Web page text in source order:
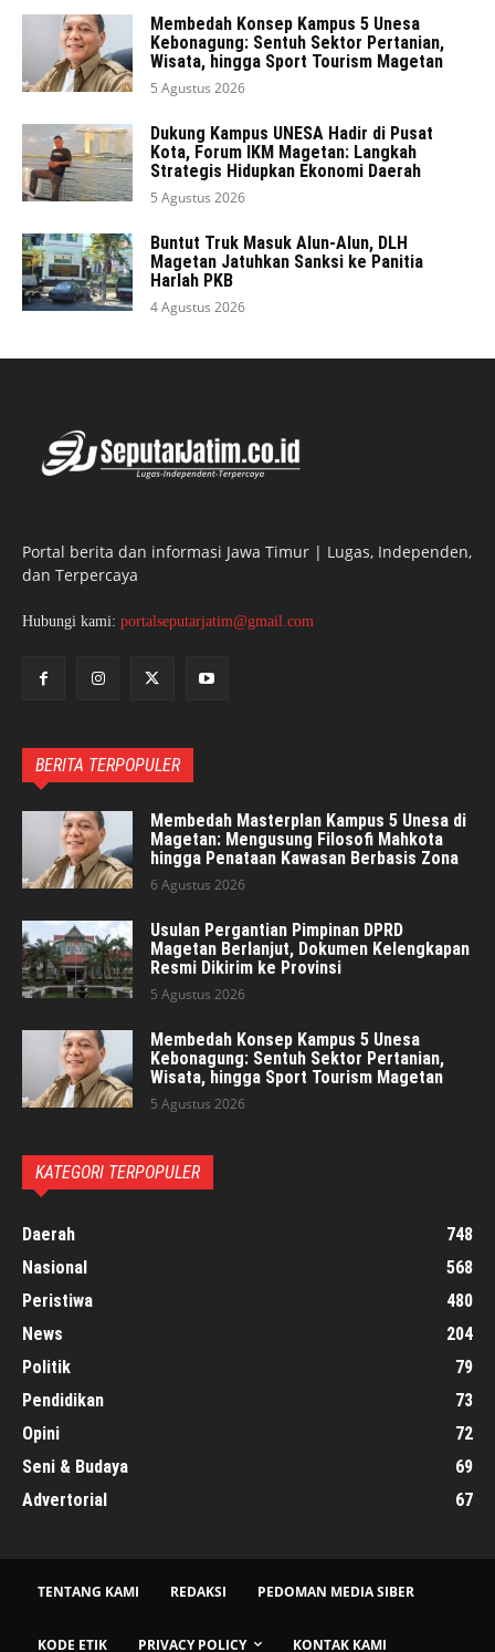
Membedah Konsep Kampus 5 Unesa
Kebonagung: Sentuh Sektor Pertanian,
Wisata, hingga Sport Tourism Magetan
5 Agustus 2026
Dukung Kampus UNESA Hadir di Pusat
Kota, Forum IKM Magetan: Langkah
Strategis Hidupkan Ekonomi Daerah
5 Agustus 2026
Buntut Truk Masuk Alun-Alun, DLH
Magetan Jatuhkan Sanksi ke Panitia
Harlah PKB
4 Agustus 2026
Portal berita dan informasi Jawa Timur | Lugas, Independen,
dan Terpercaya
Hubungi kami: portalseputarjatim@gmail.com
BERITA TERPOPULER
Membedah Masterplan Kampus 5 Unesa di
Magetan: Mengusung Filosofi Mahkota
hingga Penataan Kawasan Berbasis Zona
6 Agustus 2026
Usulan Pergantian Pimpinan DPRD
Magetan Berlanjut, Dokumen Kelengkapan
Resmi Dikirim ke Provinsi
5 Agustus 2026
Membedah Konsep Kampus 5 Unesa
Kebonagung: Sentuh Sektor Pertanian,
Wisata, hingga Sport Tourism Magetan
5 Agustus 2026
KATEGORI TERPOPULER
Daerah
748
Nasional
568
Peristiwa
480
News
204
Politik
79
Pendidikan
73
Opini
72
Seni & Budaya
69
Advertorial
67
TENTANG KAMI REDAKSI PEDOMAN MEDIA SIBER
KODE ETIK PRIVACY POLICY KONTAK KAMI